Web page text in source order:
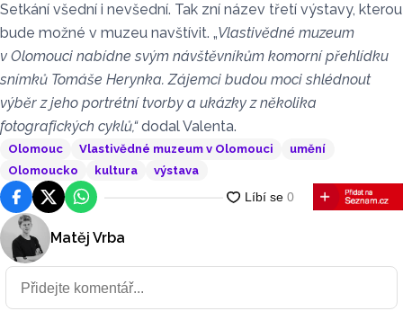
Setkání všední i nevšední. Tak zní název třetí výstavy, kterou
bude možné v muzeu navštívit. „Vlastivědné muzeum
v Olomouci nabídne svým návštěvníkům komorní přehlídku
snímků Tomáše Herynka. Zájemci budou moci shlédnout
výběr z jeho portrétní tvorby a ukázky z několika
fotografických cyklů,“dodal Valenta.
Olomouc Vlastivědné muzeum v Olomouci
umění
Olomoucko
kultura výstava
FacebookPlatforma X
WhatsApp
Matěj Vrba